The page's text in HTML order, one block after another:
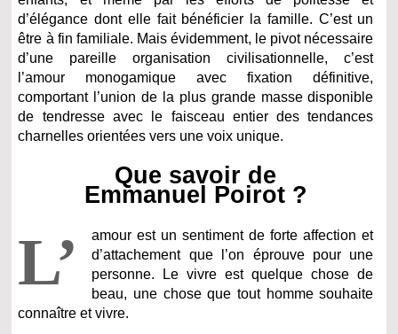
d’élégance dont elle fait bénéficier la famille. C’est un
être à fin familiale. Mais évidemment, le pivot nécessaire
d’une pareille organisation civilisationnelle, c’est
l’amour monogamique avec fixation définitive,
comportant l’union de la plus grande masse disponible
de tendresse avec le faisceau entier des tendances
charnelles orientées vers une voix unique.
Que savoir de
Emmanuel Poirot ?
L’
amour est un sentiment de forte affection et
d’attachement que l’on éprouve pour une
personne. Le vivre est quelque chose de
beau, une chose que tout homme souhaite
connaître et vivre.